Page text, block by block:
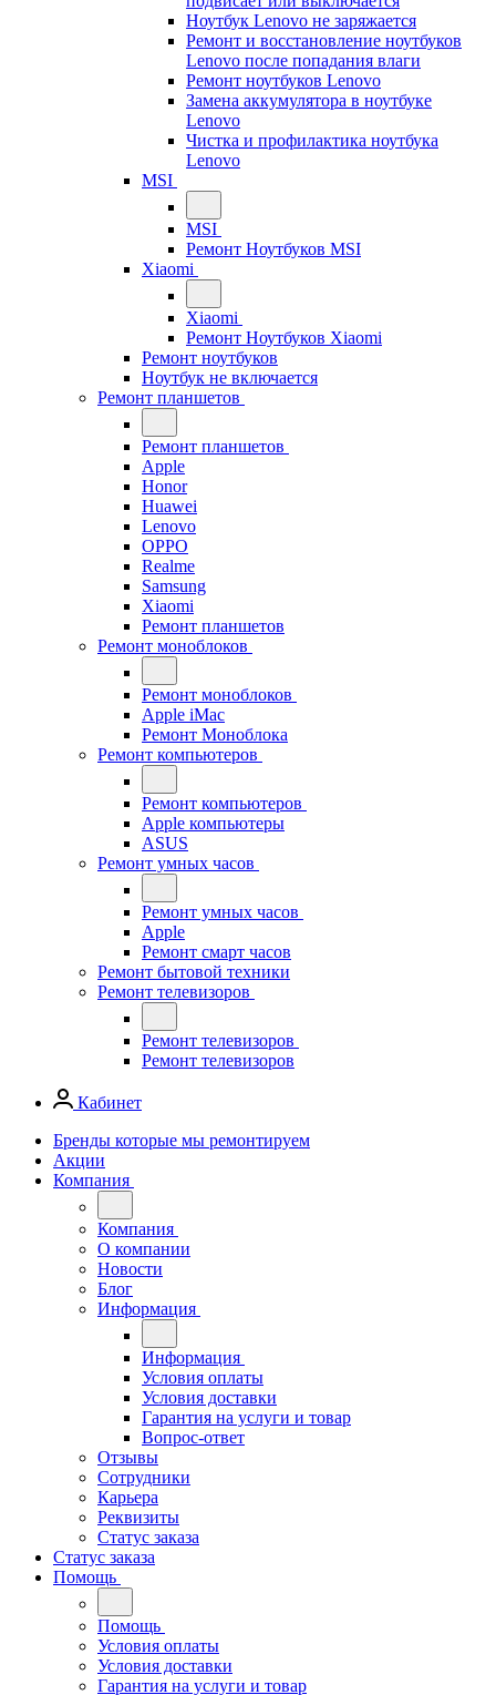
Ноутбук Lenovo не заряжается
Ремонт и восстановление ноутбуков
Lenovo после попадания влаги
Ремонт ноутбуков Lenovo
Замена аккумулятора в ноутбуке
Lenovo
Чистка и профилактика ноутбука
Lenovo
MSI
MSI
Ремонт Ноутбуков MSI
Xiaomi
Xiaomi
Ремонт Ноутбуков Xiaomi
Ремонт ноутбуков
Ноутбук не включается
Ремонт планшетов
Ремонт планшетов
Apple
Honor
Huawei
Lenovo
OPPO
Realme
Samsung
Xiaomi
Ремонт планшетов
Ремонт моноблоков
Ремонт моноблоков
Apple iMac
Ремонт Моноблока
Ремонт компьютеров
Ремонт компьютеров
Apple компьютеры
ASUS
Ремонт умных часов
Ремонт умных часов
Apple
Ремонт смарт часов
Ремонт бытовой техники
Ремонт телевизоров
Ремонт телевизоров
Ремонт телевизоров
Кабинет
Бренды которые мы ремонтируем
Акции
Компания
Компания
О компании
Новости
Блог
Информация
Информация
Условия оплаты
Условия доставки
Гарантия на услуги и товар
Вопрос-ответ
Отзывы
Сотрудники
Карьера
Реквизиты
Статус заказа
Статус заказа
Помощь
Помощь
Условия оплаты
Условия доставки
Гарантия на услуги и товар